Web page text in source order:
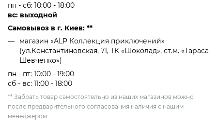
пн - сб: 10:00 - 18:00
вс: выходной
Самовывоз в г. Киев: **
магазин «ALP Коллекция приключений»
(ул.Константиновская, 71, ТК «Шоколад», ст.м. «Тараса
Шевченко»)
пн - пт: 10:00 - 19:00
сб - вс: 11:00 - 18:00
** Забрать товар самостоятельно из наших магазинов можно
после предварительного согласования наличия с нашим
менеджером.